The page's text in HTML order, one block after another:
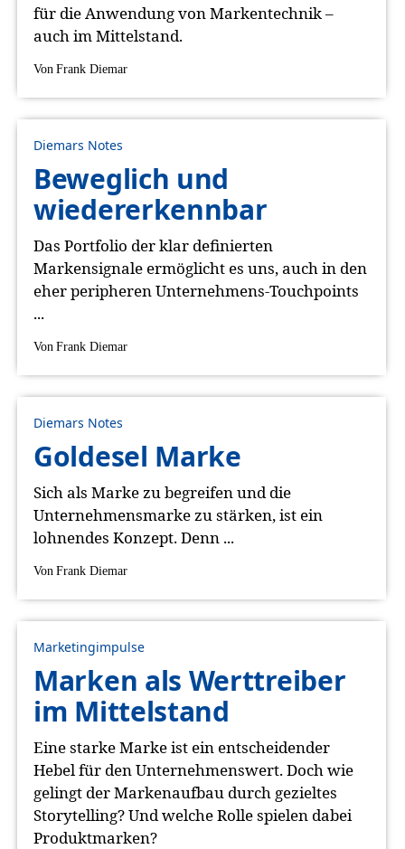
für die Anwendung von Markentechnik –
auch im Mittelstand.
Von Frank Diemar
Diemars Notes
Beweglich und
wiedererkennbar
Das Portfolio der klar definierten
Markensignale ermöglicht es uns, auch in den
eher peripheren Unternehmens-Touchpoints
...
Von Frank Diemar
Diemars Notes
Goldesel Marke
Sich als Marke zu begreifen und die
Unternehmensmarke zu stärken, ist ein
lohnendes Konzept. Denn ...
Von Frank Diemar
Marketingimpulse
Marken als Werttreiber
im Mittelstand
Eine starke Marke ist ein entscheidender
Hebel für den Unternehmenswert. Doch wie
gelingt der Markenaufbau durch gezieltes
Storytelling? Und welche Rolle spielen dabei
Produktmarken?